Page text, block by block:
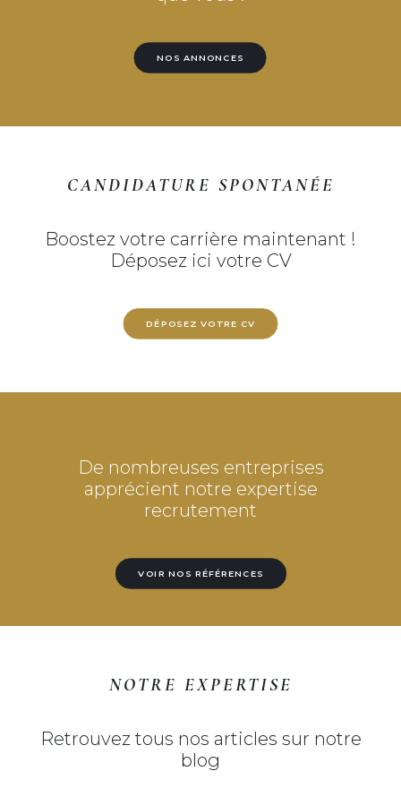
NOS ANNONCES
CANDIDATURE SPONTANÉE
Boostez votre carrière maintenant !
Déposez ici votre CV
DÉPOSEZ VOTRE CV
De nombreuses entreprises
apprécient notre expertise
recrutement
VOIR NOS RÉFÉRENCES
NOTRE EXPERTISE
Retrouvez tous nos articles sur notre
blog